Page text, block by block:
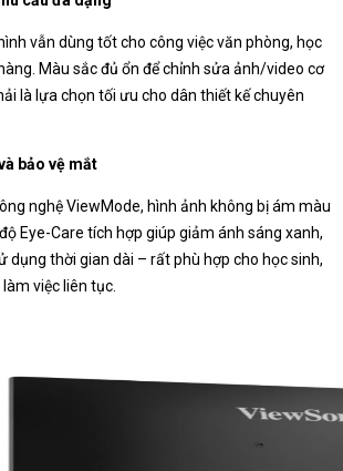
vẫn dùng tốt cho công việc văn phòng, học
Màu sắc đủ ổn để chỉnh sửa ảnh/video cơ
là lựa chọn tối ưu cho dân thiết kế chuyên
bảo vệ mắt
nghệ ViewMode, hình ảnh không bị ám màu
Eye-Care tích hợp giúp giảm ánh sáng xanh,
dụng thời gian dài – rất phù hợp cho học sinh,
việc liên tục.